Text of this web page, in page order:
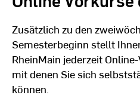
Zusätzlich zu den
Semesterbeginn stellt
RheinMain jederzeit
mit denen Sie sich
können.